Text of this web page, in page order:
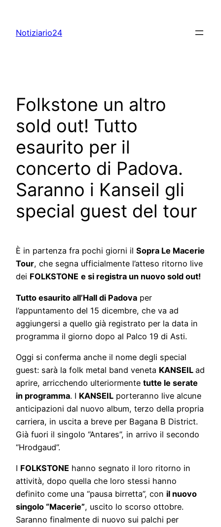
content
Notiziario24
Folkstone un altro
sold out! Tutto
esaurito per il
concerto di Padova.
Saranno i Kanseil gli
special guest del tour
È in partenza fra pochi giorni il Sopra Le Macerie
Tour, che segna ufficialmente l’atteso ritorno live
dei FOLKSTONE e si registra un nuovo sold out!
Tutto esaurito all’Hall di Padova per
l’appuntamento del 15 dicembre, che va ad
aggiungersi a quello già registrato per la data in
programma il giorno dopo al Palco 19 di Asti.
Oggi si conferma anche il nome degli special
guest: sarà la folk metal band veneta KANSEIL ad
aprire, arricchendo ulteriormente tutte le serate
in programma. I KANSEIL porteranno live alcune
anticipazioni dal nuovo album, terzo della propria
carriera, in uscita a breve per Bagana B District.
Già fuori il singolo “Antares”, in arrivo il secondo
“Hrodgaud”.
I FOLKSTONE hanno segnato il loro ritorno in
attività, dopo quella che loro stessi hanno
definito come una “pausa birretta”, con il nuovo
singolo “Macerie”, uscito lo scorso ottobre.
Saranno finalmente di nuovo sui palchi per